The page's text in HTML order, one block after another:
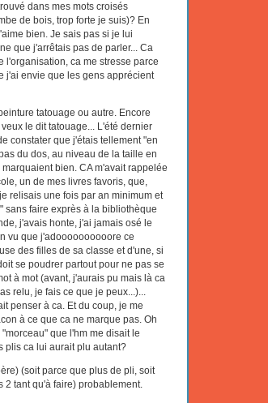
dans mes mots croisés
de bois, trop forte je suis)? En
bien. Je sais pas si je lui
que j'arrêtais pas de parler... Ca
l'organisation, ca me stresse parce
j'ai envie que les gens apprécient
tatouage ou autre. Encore
le dit tatouage... L'été dernier
constater que j'étais tellement "en
du dos, au niveau de la taille en
bien. CA m'avait rappelée
un de mes livres favoris, que,
relisais une fois par an minimum et
sans faire exprès à la bibliothèque
j'avais honte, j'ai jamais osé le
vu que j'adoooooooooore ce
des filles de sa classe et d'une, si
se poudrer partout pour ne pas se
à mot (avant, j'aurais pu mais là ca
relu, je fais ce que je peux...)...
penser à ca. Et du coup, je me
à ce que ca ne marque pas. Oh
que l'hm me disait le
plis ca lui aurait plu autant?
(soit parce que plus de pli, soit
2 tant qu'à faire) probablement.